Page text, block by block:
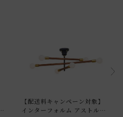
関前での引渡しとなります。
【配送料キャンペーン対象】
インターフォルム アストル